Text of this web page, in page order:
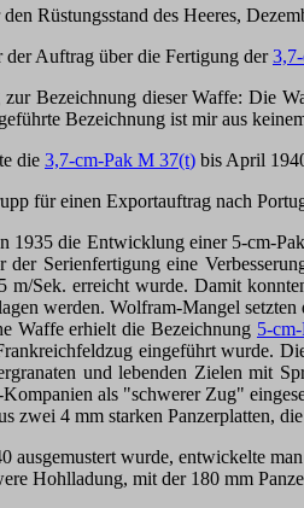
Rüstungsstand des Heeres,
Auftrag über die Fertigung der
Bezeichnung dieser Waffe: Die
Bezeichnung ist mir aus
die 3,7-cm-Pak M 37(t) bis April
für einen Exportauftrag nach
1935 die Entwicklung einer 5-cm-
der Serienfertigung eine
Sek. erreicht wurde. Damit
werden. Wolfram-Mangel
Waffe erhielt die Bezeichnung 5-
eingeführt wurde.
und lebenden Zielen mit
Kompanien als "schwerer Zug"
zwei 4 mm starken Panzerplatten,
ausgemustert wurde, entwickelte
Hohlladung, mit der 180 mm